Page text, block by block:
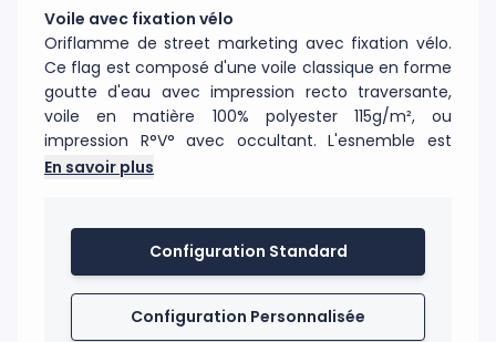
Voile avec fixation vélo
Oriflamme de street marketing avec fixation vélo.
Ce flag est composé d'une voile classique en forme
goutte d'eau avec impression recto traversante,
voile en matière 100% polyester 115g/m², ou
impression R°V° avec occultant. L'esnemble est
monté sur un mât en fibre de carbone, installé sur
L'installation est effectuée en 2 minutes. La voile
fait 1.50cm de haut par 70cm de large.
Code douanier : 63079098
Fabrication : Chine
En savoir plus
Configuration Standard
Configuration Personnalisée